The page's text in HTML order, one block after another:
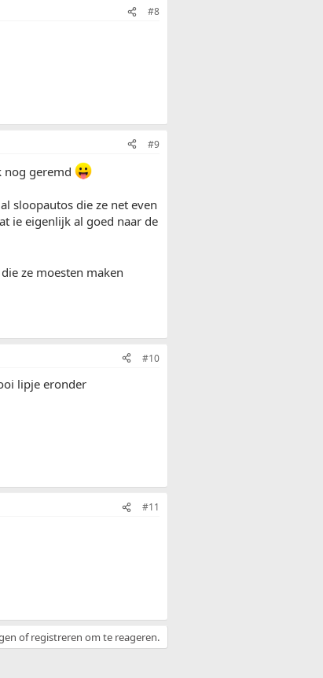
#8
#9
nog geremd
sloopautos die ze net even
ie eigenlijk al goed naar de
ze moesten maken
#10
lipje eronder
#11
of registreren om te reageren.